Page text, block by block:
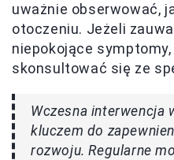
uważnie obserwować,
otoczeniu. Jeżeli
niepokojące
skonsultować się ze
Wczesna interwencja
kluczem do
rozwoju. Regularne